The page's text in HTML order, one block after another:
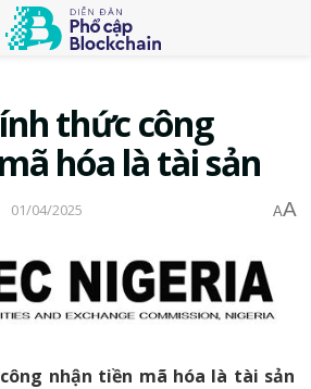
thức công
hóa là tài sản
01/04/2025 AA
nhận tiền mã hóa là tài sản